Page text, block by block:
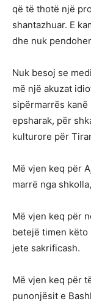
që të thotë një
shantazhuar. E
dhe nuk
Nuk besoj se
më një akuzat
sipërmarrës
epsharak, për
kulturore për
Më vjen keq për
marrë nga
Më vjen keq për
betejë timen këto
jete sakrificash.
Më vjen keq për
punonjësit e